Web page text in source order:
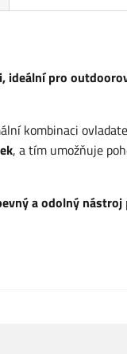
ideální pro
kombinaci
, a tím umožňuje
a odolný nástroj